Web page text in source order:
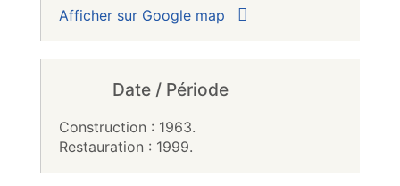
Afficher sur Google map
Date / Période
Construction : 1963.
Restauration : 1999.